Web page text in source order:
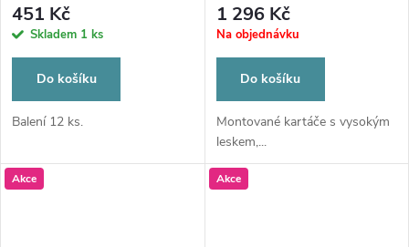
451 Kč
Skladem 1 ks
Do košíku
Balení 12 ks.
1 296 Kč
Na objednávku
Do košíku
Montované kartáče s vysokým
leskem,...
Akce Akce